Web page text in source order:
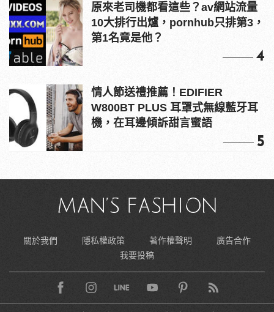
原來老司機都看這些？av網站流量
10大排行出爐，pornhub只排第3，
第1名竟是他？
4
情人節送禮推薦！EDIFIER
W800BT PLUS 耳罩式無線藍牙耳
機，在耳邊傾訴甜言蜜語
5
關於我們 隱私權政策 著作權聲明
廣告合作
我要投稿